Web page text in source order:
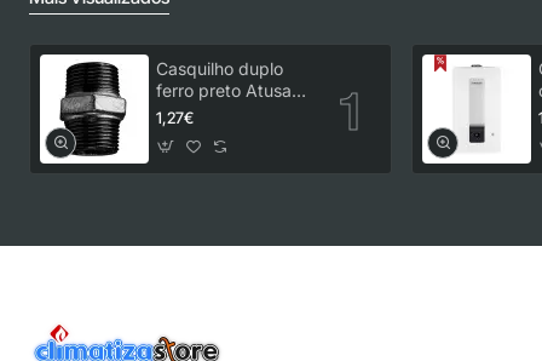
Casquilho duplo
ferro preto Atusa
3/4"
1,27€